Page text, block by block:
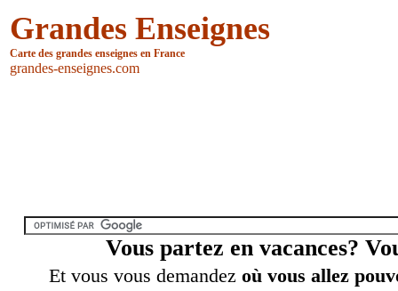
Grandes Enseignes
Carte des grandes enseignes en France
grandes-enseignes.com
Vous partez en vacances?
Et vous vous demandez où vous allez